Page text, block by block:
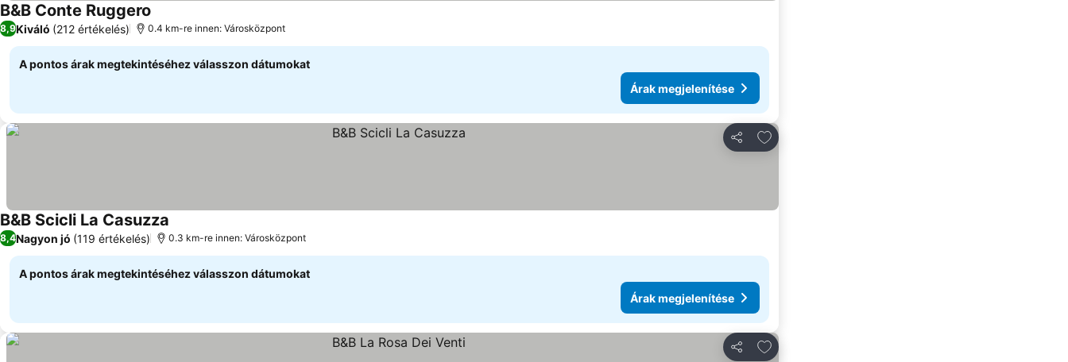
B&B Conte Ruggero
8,9Kiváló (212 értékelés) 0.4 km-re innen: Városközpont
A pontos árak megtekintéséhez válasszon dátumokat
Árak megjelenítése
Megosztás
Hozzáadás a kedvencekhez
B&B Scicli La Casuzza
8,4Nagyon jó (119 értékelés) 0.3 km-re innen: Városközpont
A pontos árak megtekintéséhez válasszon dátumokat
Árak megjelenítése
Megosztás
Hozzáadás a kedvencekhez